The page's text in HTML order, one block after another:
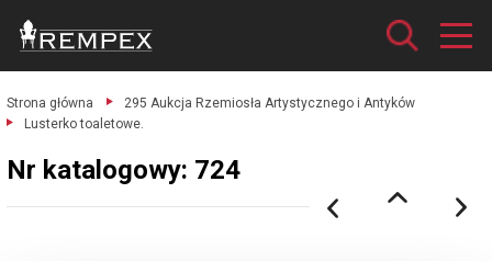
Strona główna
295 Aukcja Rzemiosła Artystycznego i Antyków
Lusterko toaletowe.
Nr katalogowy: 724